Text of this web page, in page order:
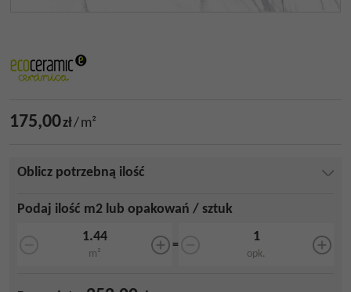
175,00zł/m²
Oblicz potrzebną ilość
Podaj ilość m2 lub opakowań / sztuk
m²
=
opk.